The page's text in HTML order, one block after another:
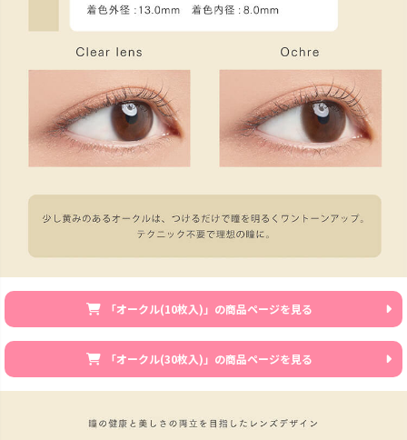
「オークル(10枚入)」の商品ページを見る
「オークル(30枚入)」の商品ページを見る